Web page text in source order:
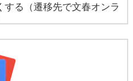
する
（遷移先で文春オンラ